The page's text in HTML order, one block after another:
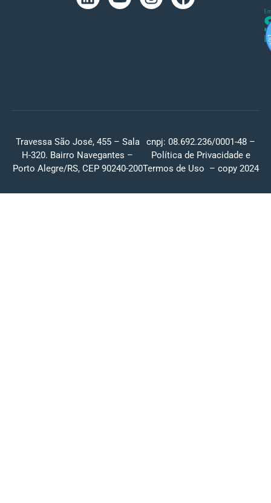
Travessa São José, 455 – Sala
H-320. Bairro Navegantes –
Porto Alegre/RS, CEP 90240-200
cnpj: 08.692.236/0001-48 –
Política de Privacidade e
Termos de Uso – copy 2024